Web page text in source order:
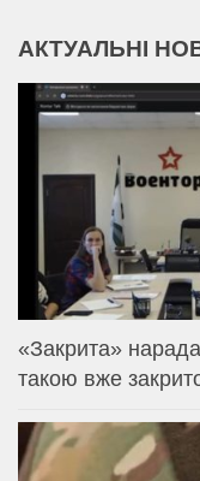
АКТУАЛЬНІ
«Закрита»
такою вже